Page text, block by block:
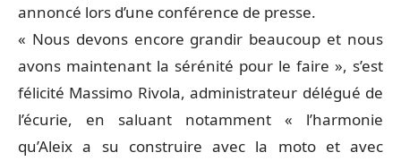
annoncé lors d’une conférence de presse.
« Nous devons encore grandir beaucoup et nous
avons maintenant la sérénité pour le faire », s’est
félicité Massimo Rivola, administrateur délégué de
l’écurie, en saluant notamment « l’harmonie
qu’Aleix a su construire avec la moto et avec